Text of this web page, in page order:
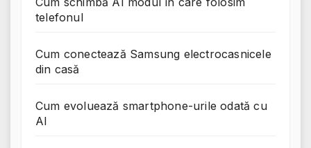
telefonul
Cum conectează Samsung electrocasnicele
din casă
Cum evoluează smartphone-urile odată cu
AI